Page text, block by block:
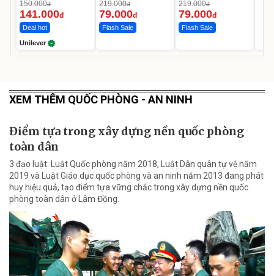
Da Sáng Mịn Sau 7
Ngày
150.000đ
141.000đ
Deal hot
Unilever
219.000đ
79.000đ
Flash Sale
219.000đ
79.000đ
Flash Sale
XEM THÊM QUỐC PHÒNG - AN NINH
Điểm tựa trong xây dựng nền quốc phòng
toàn dân
3 đạo luật: Luật Quốc phòng năm 2018, Luật Dân quân tự vệ năm
2019 và Luật Giáo dục quốc phòng và an ninh năm 2013 đang phát
huy hiệu quả, tạo điểm tựa vững chắc trong xây dựng nền quốc
phòng toàn dân ở Lâm Đồng.